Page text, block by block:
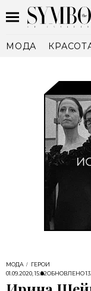
МОДА
МОДА
ГЕРОИ
01.09.2020, 15:52ОБНОВЛЕНО